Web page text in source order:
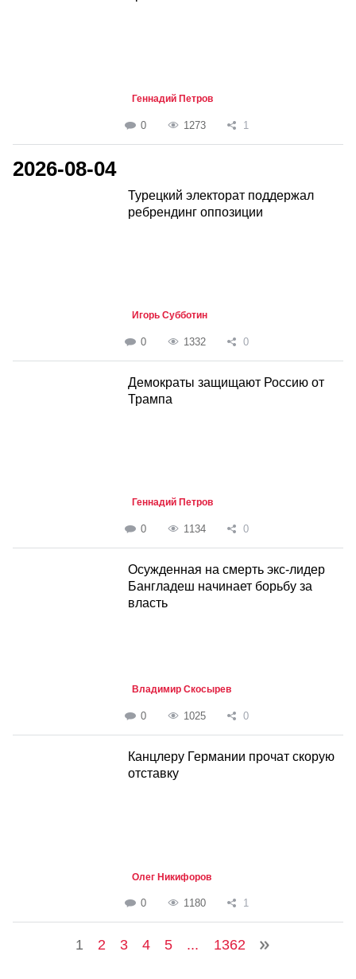
Геннадий Петров
0 1273 1
2026-08-04
Турецкий электорат поддержал
ребрендинг оппозиции
Игорь Субботин
0 1332 0
Демократы защищают Россию от
Трампа
Геннадий Петров
0 1134 0
Осужденная на смерть экс-лидер
Бангладеш начинает борьбу за
власть
Владимир Скосырев
0 1025 0
Канцлеру Германии прочат скорую
отставку
Олег Никифоров
0 1180 1
1 2 3 4 5 ... 1362